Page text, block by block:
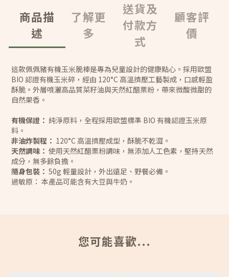
商品描
述
了解更
多
送貨及
付款方
式
顧客評
價
這款佩佩豬有機玉米脆棒是專為兒童設計的健康點心。採用歐盟
BIO 認證有機玉米碎，經由 120°C 高溫擠壓工藝製成，口感輕盈
酥脆。外層噴灑高品質菜籽油與天然紅醋栗粉，帶來微酸微甜的
自然果香。
有機保證： 純淨原料，全程採用歐盟標準 BIO 有機認證玉米原
料。
非油炸製程： 120°C 高溫擠壓成型，酥脆不乾澀。
天然調味： 使用天然紅醋栗粉調味，無添加人工色素，堅持天然
成分，無多餘負擔。
隨身包裝： 50g 輕量設計，外出遠足、野餐必備。
過敏原： 本產品可能含有大豆與牛奶。
您可能喜歡...